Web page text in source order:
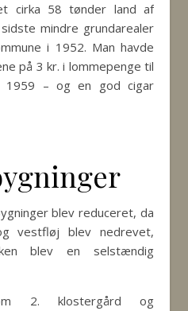
cirka 58 tønder land af
mindre grundarealer
i 1952. Man havde
på 3 kr. i lommepenge til
1959 – og en god cigar
blev reduceret, da
vestfløj blev nedrevet,
blev en selstændig
om 2. klostergård og